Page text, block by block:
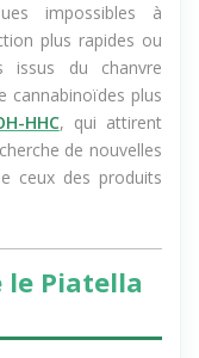
impossibles à
plus rapides ou
issus du chanvre
cannabinoïdes plus
HHC, qui attirent
de nouvelles
ceux des produits
le Piatella